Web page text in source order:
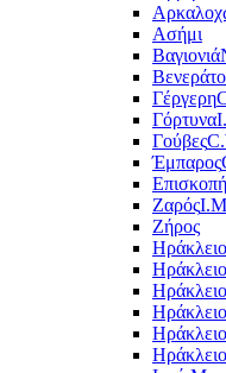
Ασήμι
Βαγιονιά
Βενεράτο
Γέργερη
Γόρτυνα
Γούβες
Έμπαρος
Επισκοπή
Ζαρός
Ζήρος